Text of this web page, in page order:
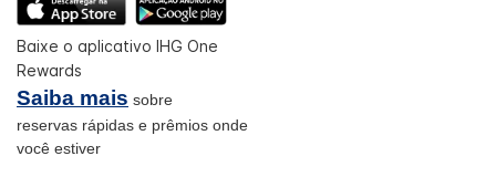
Baixe o aplicativo IHG One
Rewards
Saiba mais sobre
reservas rápidas e prêmios onde
você estiver